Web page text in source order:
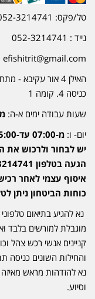
טל/פקס: 052-3214741
נייד : 052-3214741
efishitrit@gmail.com
כניסה 4. קומה 1
שעות עבודה ימים א-ה: מ-
יום- ו: מ-07:00 עד-15:00
יש לבחור ולרכוש את
הגעה בטלפון 052-3214741
איסוף עצמי לאחר
כוחות הביטחון ניתן
נא להגיע בתיאום
מוגבלת למורשים בלבד
קניינים אנשי רכש צהל
והחילות השונים כניסה
נא להזדהות מראש
וסיוע.